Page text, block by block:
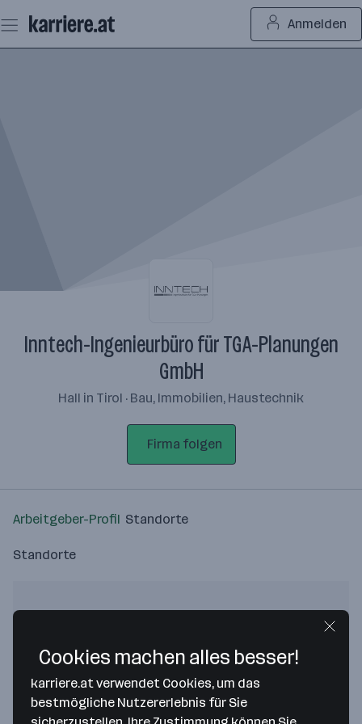
Seiteninhalt
springen
Anmelden
Inntech-Ingenieurbüro für TGA-Planungen
GmbH
Hall in Tirol · Bau, Immobilien, Haustechnik
Firma folgen
Arbeitgeber-Profil Standorte
Standorte
Bitte stimme unseren Cookie-
Richtlinien zu, um diese Karte
anzuzeigen.
Cookies machen alles besser!
karriere.at verwendet Cookies, um das
bestmögliche Nutzererlebnis für Sie